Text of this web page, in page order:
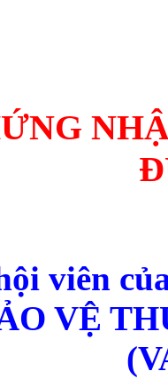
viên
VỆ